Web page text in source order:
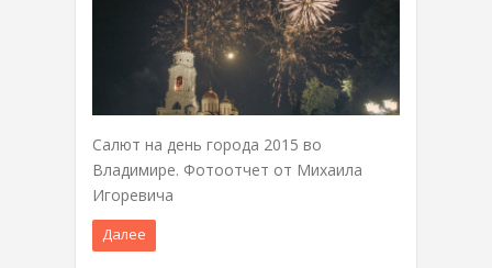
Салют на день города 2015 во
Владимире. Фотоотчет от Михаила
Игоревича
Далее